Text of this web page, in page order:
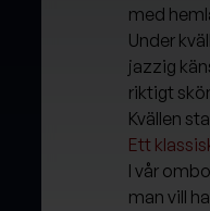
med
Under
jazzig
riktigt
Kvällen
Ett
I vår
man vill